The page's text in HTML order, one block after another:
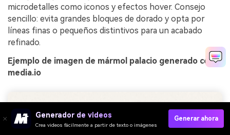
microdetalles como iconos y efectos hover. Consejo
sencillo: evita grandes bloques de dorado y opta por
líneas finas o pequeños distintivos para un acabado
refinado.
Ejemplo de imagen de mármol palacio generado con
media.io
Generador de videos
Crea videos fácilmente a partir de texto o imágenes
Generar ahora